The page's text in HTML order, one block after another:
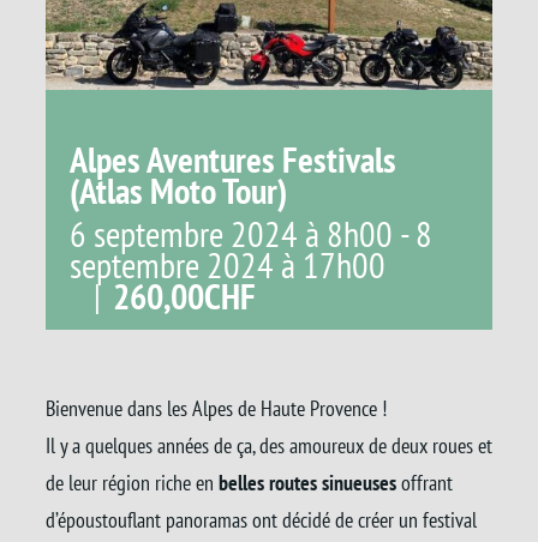
Alpes Aventures Festivals
(Atlas Moto Tour)
6 septembre 2024 à 8h00 -8
septembre 2024 à 17h00
| 260,00CHF
Bienvenue dans les Alpes de Haute Provence !
Il y a quelques années de ça, des amoureux de deux roues et
de leur région riche en belles routes sinueusesoffrant
d’époustouflant panoramas ont décidé de créer un festival